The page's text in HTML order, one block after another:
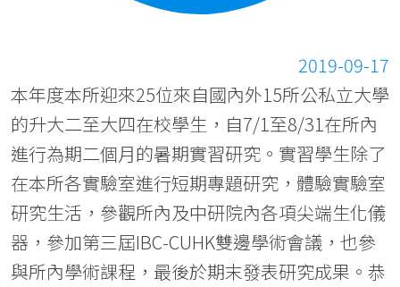
2019-09-17
本年度本所迎來25位來自國內外15所公私立大學
的升大二至大四在校學生，自7/1至8/31在所內
進行為期二個月的暑期實習研究。實習學生除了
在本所各實驗室進行短期專題研究，體驗實驗室
研究生活，參觀所內及中研院內各項尖端生化儀
器，參加第三屆IBC-CUHK雙邊學術會議，也參
與所內學術課程，最後於期末發表研究成果。恭